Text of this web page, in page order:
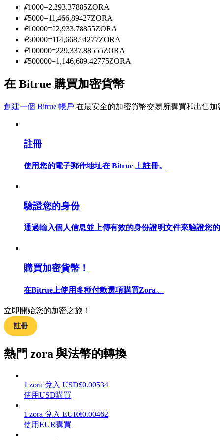
成為跟單交易員
坐享盈利分成和跟單分傭
合約資訊
包含交易情況等的大數據分析
合約指南
合約功能使用指南
交易策略
學習如何保持盈利
₽1000=2,293.37885ZORA
₽5000=11,466.89427ZORA
₽10000=22,933.78855ZORA
₽50000=114,668.94277ZORA
₽100000=229,337.88555ZORA
₽500000=1,146,689.42775ZORA
在 Bitrue 購買加密貨幣
創建一個 Bitrue 帳戶 在最安全的加密貨幣交易所購買和出售加
註冊
使用您的電子郵件地址在 Bitrue 上註冊。
驗證您的身份
通過輸入個人信息並上傳有效的身份證明文件來驗證您
購買加密貨幣！
在Bitrue上使用多種付款選項購買Zora。
立即開始您的加密之旅！
註冊
熱門 zora 與法幣的轉換
1 zora 兌入 USD$0.00534
使用USD購買
1 zora 兌入 EUR€0.00462
使用EUR購買